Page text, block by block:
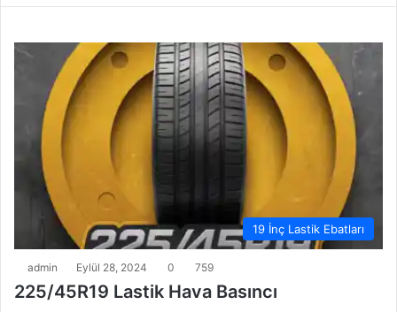
19 İnç Lastik Ebatları
admin Eylül 28, 2024 0 759
225/45R19 Lastik Hava Basıncı